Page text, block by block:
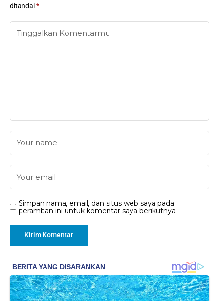
ditandai*
Simpan nama, email, dan situs web saya pada
peramban ini untuk komentar saya berikutnya.